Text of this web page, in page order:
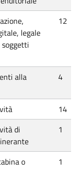
legale
soggetti
12
alla
4
14
di
1
o
1